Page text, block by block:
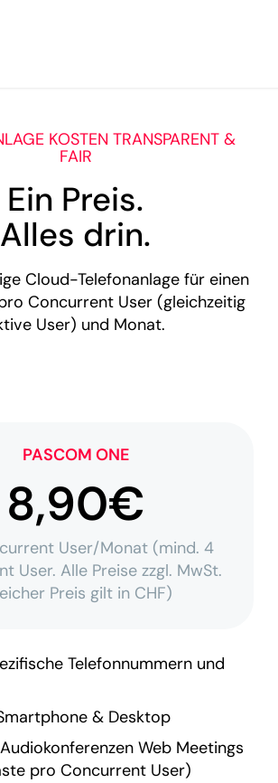
KOSTEN TRANSPARENT &
FAIR
Ein Preis.
Alles drin.
Cloud-Telefonanlage für einen
Concurrent User (gleichzeitig
User) und Monat.
PASCOM ONE
8,90€
User/Monat (mind. 4
User. Alle Preise zzgl. MwSt.
Preis gilt in CHF)
Telefonnummern und
& Desktop
Web Meetings
pro Concurrent User)